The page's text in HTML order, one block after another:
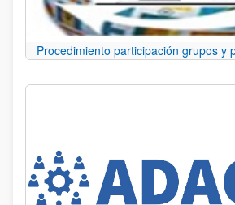
Procedimiento participación grupos y